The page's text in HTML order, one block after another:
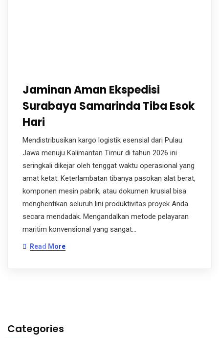
Jaminan Aman Ekspedisi
Surabaya Samarinda Tiba Esok
Hari
Mendistribusikan kargo logistik esensial dari Pulau
Jawa menuju Kalimantan Timur di tahun 2026 ini
seringkali dikejar oleh tenggat waktu operasional yang
amat ketat. Keterlambatan tibanya pasokan alat berat,
komponen mesin pabrik, atau dokumen krusial bisa
menghentikan seluruh lini produktivitas proyek Anda
secara mendadak. Mengandalkan metode pelayaran
maritim konvensional yang sangat…
Read More
Categories